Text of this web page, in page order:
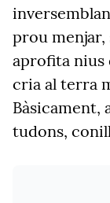
prou menjar,
aprofita nius
cria al terra
Bàsicament,
tudons,